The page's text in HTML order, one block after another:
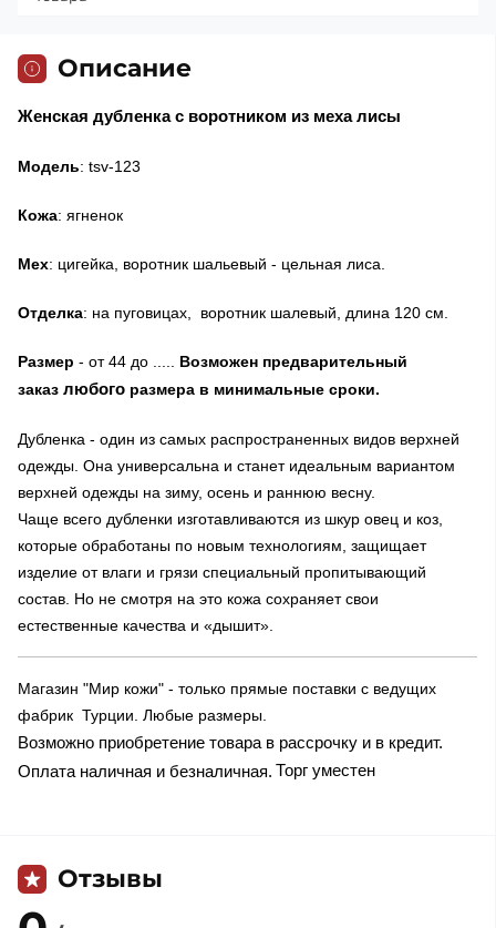
Описание
Женская дубленка с воротником из меха лисы
Модель: tsv-123
Кожа: ягненок
Мех: цигейка, воротник шальевый - цельная лиса.
Отделка: на пуговицах, воротник шалевый, длина 120 см.
Размер - от 44 до ..... Возможен предварительный
заказ любого размера в минимальные сроки.
Дубленка - один из самых распространенных видов верхней
одежды. Она универсальна и станет идеальным вариантом
верхней одежды на зиму, осень и раннюю весну.
Чаще всего дубленки изготавливаются из шкур овец и коз,
которые обработаны по новым технологиям, защищает
изделие от влаги и грязи специальный пропитывающий
состав. Но не смотря на это кожа сохраняет свои
естественные качества и «дышит».
Магазин "Мир кожи" - только прямые поставки с ведущих
фабрик Турции. Любые размеры.
Возможно приобретение товара в рассрочку и в кредит.
Оплата наличная и безналичная. Торг уместен
Отзывы